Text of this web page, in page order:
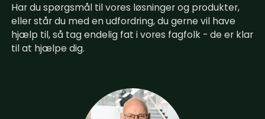
Har du spørgsmål til vores løsninger og produkter,
eller står du med en udfordring, du gerne vil have
hjælp til, så tag endelig fat i vores fagfolk - de er klar
til at hjælpe dig.